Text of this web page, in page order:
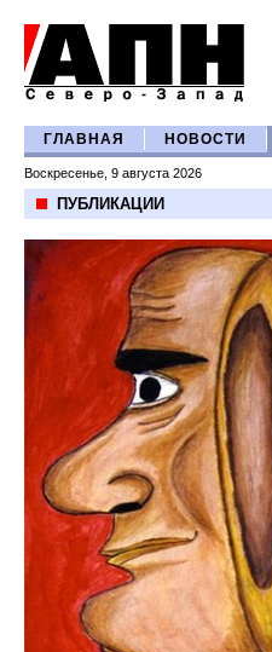
ГЛАВНАЯ НОВОСТИ
Воскресенье, 9 августа 2026
ПУБЛИКАЦИИ